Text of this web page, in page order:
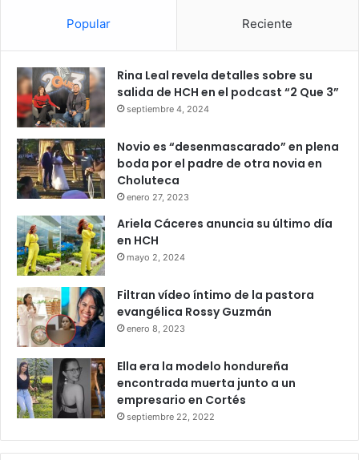
Popular Reciente
Rina Leal revela detalles sobre su
salida de HCH en el podcast “2 Que 3”
septiembre 4, 2024
Novio es “desenmascarado” en plena
boda por el padre de otra novia en
Choluteca
enero 27, 2023
Ariela Cáceres anuncia su último día
en HCH
mayo 2, 2024
Filtran vídeo íntimo de la pastora
evangélica Rossy Guzmán
enero 8, 2023
Ella era la modelo hondureña
encontrada muerta junto a un
empresario en Cortés
septiembre 22, 2022